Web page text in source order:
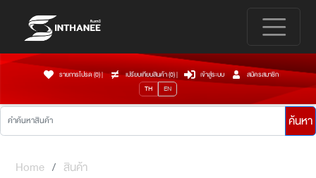
รายการโปรด (0)| เปรียบเทียบสินค้า (0)| เข้าสู่ระบบ
สมัครสมาชิก
TH
EN
ค้นหา
Home
สินค้า